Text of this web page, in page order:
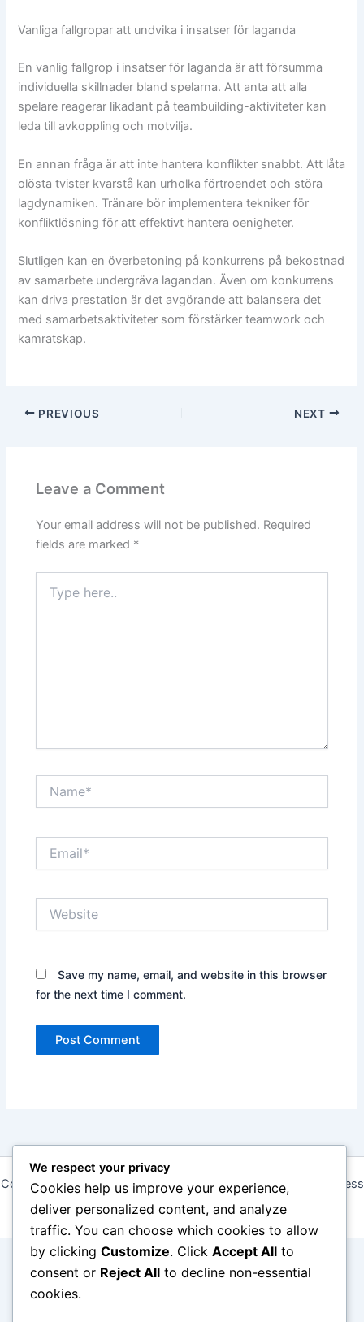
Vanliga fallgropar att undvika i insatser för laganda
En vanlig fallgrop i insatser för laganda är att försumma
individuella skillnader bland spelarna. Att anta att alla
spelare reagerar likadant på teambuilding-aktiviteter kan
leda till avkoppling och motvilja.
En annan fråga är att inte hantera konflikter snabbt. Att låta
olösta tvister kvarstå kan urholka förtroendet och störa
lagdynamiken. Tränare bör implementera tekniker för
konfliktlösning för att effektivt hantera oenigheter.
Slutligen kan en överbetoning på konkurrens på bekostnad
av samarbete undergräva lagandan. Även om konkurrens
kan driva prestation är det avgörande att balansera det
med samarbetsaktiviteter som förstärker teamwork och
kamratskap.
PREVIOUS NEXT
Leave a Comment
Your email address will not be published. Required
fields are marked *
here..
Save my name, email, and website in this browser
for the next time I comment.
Copyright © 2026 monsterland.se | Powered byAstra WordPress
Theme
We respect your privacy
Cookies help us improve your experience,
deliver personalized content, and analyze
traffic. You can choose which cookies to allow
by clicking Customize. Click Accept All to
consent or Reject All to decline non-essential
cookies.